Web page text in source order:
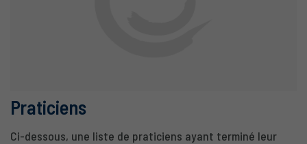
Praticiens
Ci-dessous, une liste de praticiens ayant terminé leur